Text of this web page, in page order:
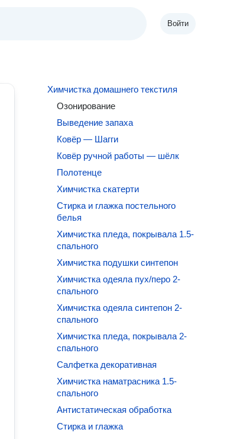
Войти
Химчистка домашнего текстиля
Озонирование
Выведение запаха
Ковёр — Шагги
Ковёр ручной работы — шёлк
Полотенце
Химчистка скатерти
Стирка и глажка постельного
белья
Химчистка пледа, покрывала 1.5-
спального
Химчистка подушки синтепон
Химчистка одеяла пух/перо 2-
спального
Химчистка одеяла синтепон 2-
спального
Химчистка пледа, покрывала 2-
спального
Салфетка декоративная
Химчистка наматрасника 1.5-
спального
Антистатическая обработка
Стирка и глажка